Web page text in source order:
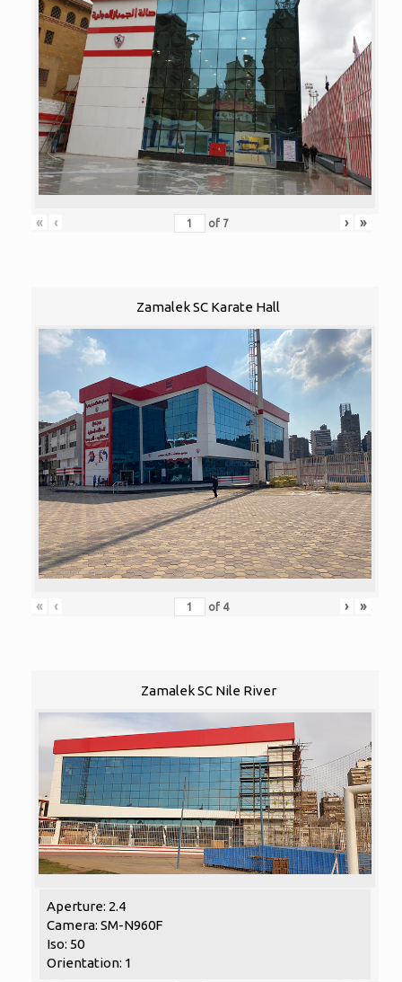
« ‹ of 7 › »
Zamalek SC Karate Hall
« ‹ of 4 › »
Zamalek SC Nile River
Aperture: 2.4
Camera: SM-N960F
Iso: 50
Orientation: 1